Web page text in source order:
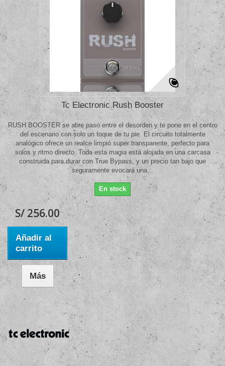
Tc Electronic Rush Booster
RUSH BOOSTER se abre paso entre el desorden y te pone en el centro
del escenario con solo un toque de tu pie. El circuito totalmente
analógico ofrece un realce limpio super transparente, perfecto para
solos y ritmo directo. Toda esta magia está alojada en una carcasa
construida para durar con True Bypass, y un precio tan bajo que
seguramente evocará una...
En stock
S/ 256.00
Añadir al
carrito
Más